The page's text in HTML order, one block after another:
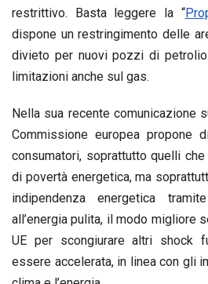
restrittivo. Basta leggere la “
dispone un restringimento delle
divieto per nuovi pozzi di
limitazioni anche sul gas.
Nella sua recente comunicazione
Commissione europea propone
consumatori, soprattutto quelli
di povertà energetica, ma
indipendenza energetica
all’energia pulita, il modo migliore
UE per scongiurare altri shock
essere accelerata, in linea con gli